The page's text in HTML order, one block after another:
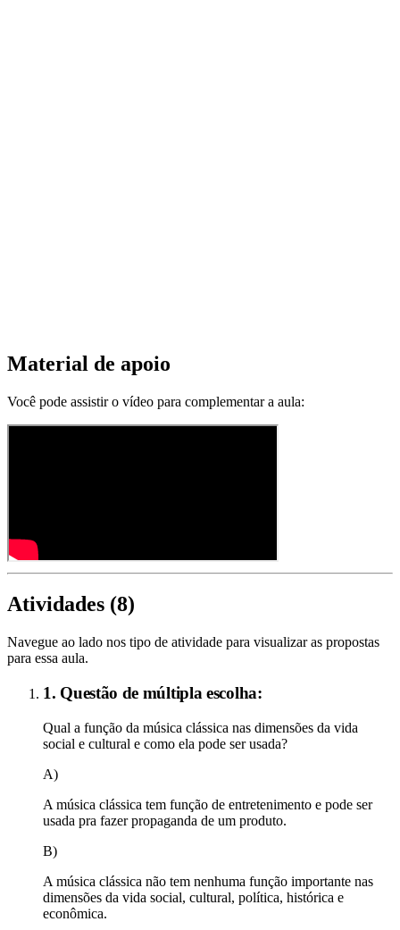
Material de apoio
Você pode assistir o vídeo para complementar a aula:
Atividades (8)
Navegue ao lado nos tipo de atividade para visualizar as propostas
para essa aula.
1. Questão de múltipla escolha:
Qual a função da música clássica nas dimensões da vida
social e cultural e como ela pode ser usada?
A)
A música clássica tem função de entretenimento e pode ser
usada pra fazer propaganda de um produto.
B)
A música clássica não tem nenhuma função importante nas
dimensões da vida social, cultural, política, histórica e
econômica.